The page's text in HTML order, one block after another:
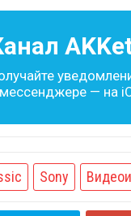
— на
Sony